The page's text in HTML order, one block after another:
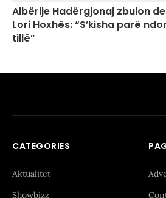
Albërije Hadërgjonaj zbulon
Lori Hoxhës: “S’kisha parë
tillë”
CATEGORIES
Aktualitet
Showbizz